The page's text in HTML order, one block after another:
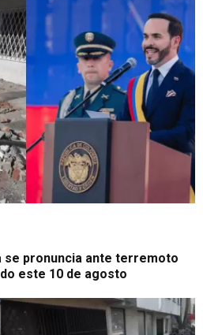
se pronuncia ante terremoto
este 10 de agosto